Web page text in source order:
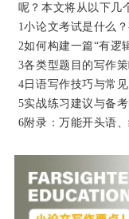
呢？本文将从以下几
1小论文考试是什么
2如何构建一篇“有逻
3各类型题目的写作
4日语写作技巧与常
5实战练习建议与备
6附录：万能开头语